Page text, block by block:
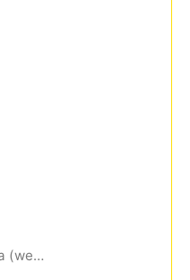
Backrooms. Bez wyjścia (wersja rozszerzona)